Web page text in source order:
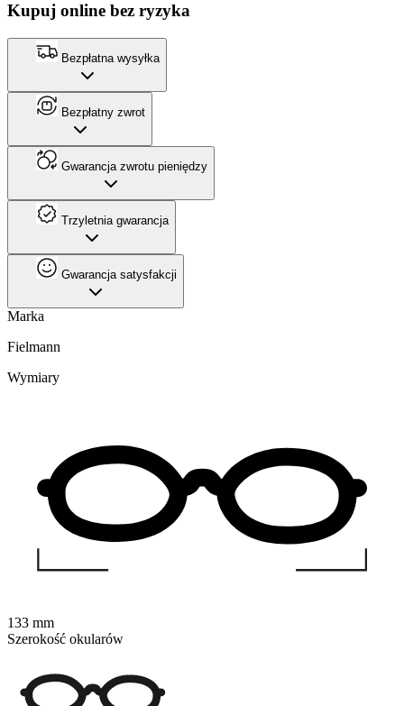
Kupuj online bez ryzyka
Bezpłatna wysyłka
Bezpłatny zwrot
Gwarancja zwrotu pieniędzy
Trzyletnia gwarancja
Gwarancja satysfakcji
Marka
Fielmann
Wymiary
133 mm
Szerokość okularów